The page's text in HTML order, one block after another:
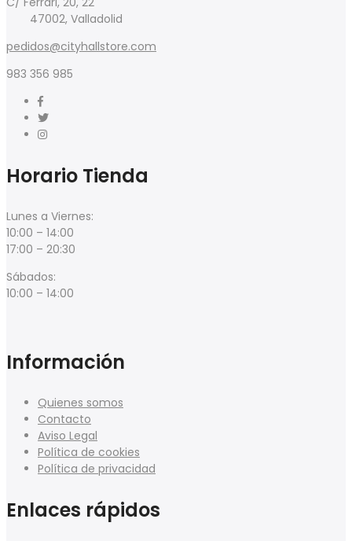
129,00€.
103,20€.
47002, Valladolid
pedidos@cityhallstore.com
983 356 985
Horario Tienda
Lunes a Viernes:
10:00 – 14:00
17:00 – 20:30
Sábados:
10:00 – 14:00
Información
Quienes somos
Contacto
Aviso Legal
Política de cookies
Política de privacidad
Enlaces rápidos